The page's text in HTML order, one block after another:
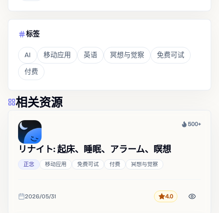
标签
AI 移动应用 英语 冥想与觉察
免费可试
付费
相关资源
热度
500+
リナイト: 起床、睡眠、アラーム、瞑想
正念 移动应用 免费可试 付费 冥想与觉察
收录时间
2026/05/31 评分4.0